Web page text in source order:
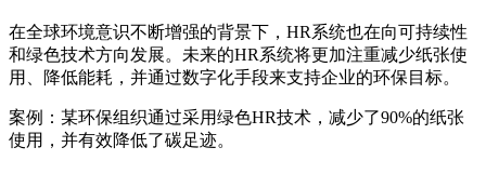
在全球环境意识不断增强的背景下，HR系统也在向可持续性
和绿色技术方向发展。未来的HR系统将更加注重减少纸张使
用、降低能耗，并通过数字化手段来支持企业的环保目标。
案例：某环保组织通过采用绿色HR技术，减少了90%的纸张
使用，并有效降低了碳足迹。